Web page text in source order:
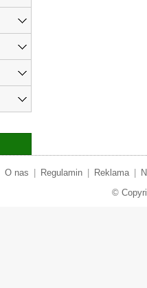
O nas Regulamin Reklama
©